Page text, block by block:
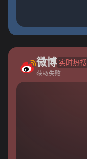
微博 实时热搜
获取失败